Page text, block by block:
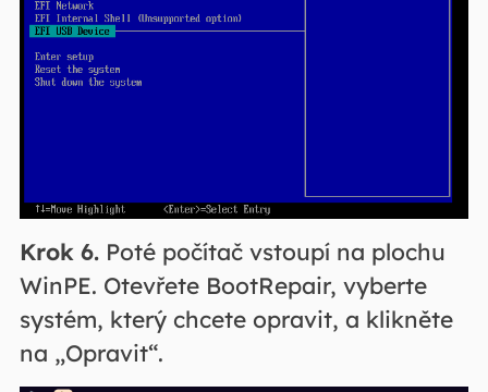
Krok 6.Poté počítač vstoupí na plochu
WinPE. Otevřete BootRepair, vyberte
systém, který chcete opravit, a klikněte
na „Opravit“.